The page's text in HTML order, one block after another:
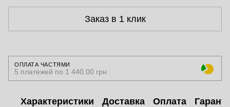
Заказ в 1 клик
ОПЛАТА ЧАСТЯМИ
5 платежей по 1 440.00 грн
Характеристики Доставка Оплата